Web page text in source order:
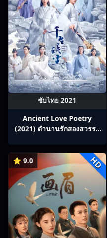
ซับไทย 2021
Ancient Love Poetry
(2021) ตำนานรักสองสวรรค์
⭐ 9.0 HD